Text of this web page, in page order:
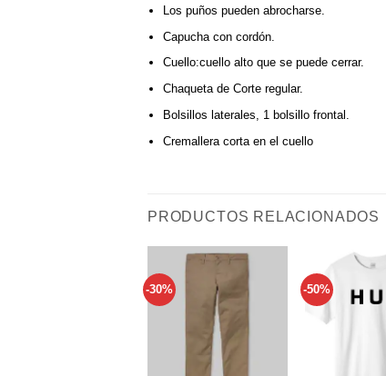
Los puñospueden abrocharse.
Capuchacon cordón.
Cuello:cuello alto que se puede cerrar.
Chaqueta de Corteregular.
Bolsillos laterales, 1 bolsillo frontal.
Cremallera corta en el cuello
PRODUCTOS RELACIONADOS
-30% -50%